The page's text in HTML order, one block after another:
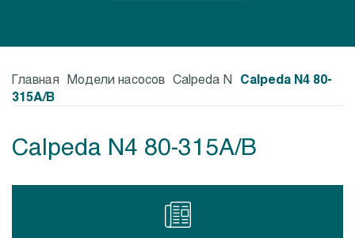
Главная Модели насосов Calpeda N Calpeda N4 80-
315A/B
Calpeda N4 80-315A/B